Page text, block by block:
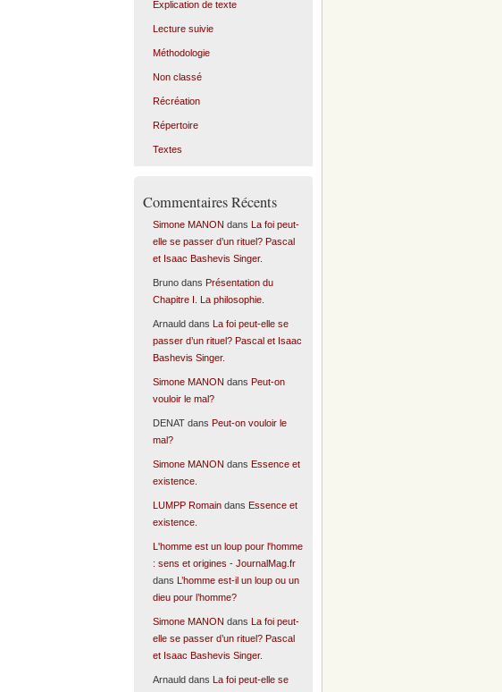
Explication de texte
Lecture suivie
Méthodologie
Non classé
Récréation
Répertoire
Textes
Commentaires Récents
Simone MANON dans
La foi peut-
elle se passer d’un rituel? Pascal
et Isaac Bashevis Singer.
Brunodans Présentation du
Chapitre I. La philosophie.
Arnauld dans
La foi peut-elle se
passer d’un rituel? Pascal et Isaac
Bashevis Singer.
Simone MANON dans Peut-on
vouloir le mal?
DENATdans Peut-on vouloir le
mal?
Simone MANON dans Essence et
existence.
LUMPP Romaindans Essence et
existence.
L'homme est un loup pour l'homme
: sens et origines - JournalMag.fr
dans
L’homme est-il un loup ou un
dieu pour l’homme?
Simone MANON dans
La foi peut-
elle se passer d’un rituel? Pascal
et Isaac Bashevis Singer.
Arnauld dans
La foi peut-elle se